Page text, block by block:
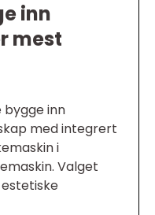
inn
mest
inn
med integrert
i
Valget